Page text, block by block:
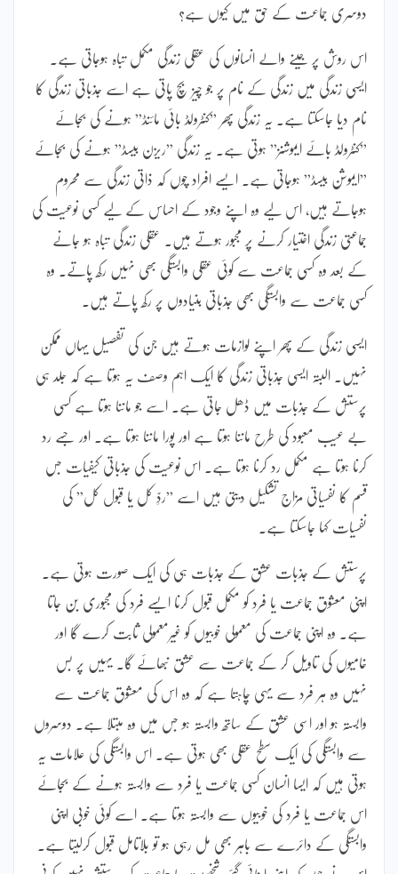
دوسری جماعت کے حق میں کیوں ہے؟
اس روش پر جینے والے انسانوں کی عقلی زندگی مکمل تباہ ہوجاتی ہے۔
ایسی زندگی میں زندگی کے نام پر جو چیز بچ پاتی ہے اسے جذباتی زندگی کا
نام دیا جاسکتا ہے۔ یہ زندگی پھر ”کنٹرولڈ بائی مائنڈ” ہونے کی بجائے
”کنٹرولڈ بائے ایموشنز” ہوتی ہے۔ یہ زندگی ”ریزن بیسڈ” ہونے کی بجائے
”ایموشن بیسڈ” ہوجاتی ہے۔ ایسے افراد چوں کہ ذاتی زندگی سے محروم
ہوجاتے ہیں، اس لیے وہ اپنے وجود کے احساس کے لیے کسی نوعیت کی
جماعتی زندگی اختیار کرنے پر مجبور ہوتے ہیں۔ عقلی زندگی تباہ ہو جانے
کے بعد وہ کسی جماعت سے کوئی عقلی وابستگی بھی نہیں رکھ پاتے۔ وہ
کسی جماعت سے وابستگی بھی جذباتی بنیادوں پر رکھ پاتے ہیں۔
ایسی زندگی کے پھر اپنے لوازمات ہوتے ہیں جن کی تفصیل یہاں ممکن
نہیں۔ البتہ ایسی جذباتی زندگی کا ایک اہم وصف یہ ہوتا ہے کہ جلد ہی
پرستش کے جذبات میں ڈھل جاتی ہے۔ اسے جو ماننا ہوتا ہے کسی
بے عیب معبود کی طرح ماننا ہوتا ہے اور پورا ماننا ہوتا ہے۔ اور جسے رد
کرنا ہوتا ہے مکمل رد کرنا ہوتا ہے۔ اس نوعیت کی جذباتی کیفیات جس
قسم کا نفسیاتی مزاج تشکیل دیتی ہیں اسے ”ردِّ کل یا قبول کل” کی
نفسیات کہا جاسکتا ہے۔
پرستش کے جذبات عشق کے جذبات ہی کی ایک صورت ہوتی ہے۔
اپنی معشوق جماعت یا فرد کو مکمل قبول کرنا ایسے فرد کی مجبوری بن جاتا
ہے۔ وہ اپنی جماعت کی معمولی خوبیوں کو غیرمعمولی ثابت کرے گا اور
خامیوں کی تاویل کر کے جماعت سے عشق نبھائے گا۔ یہیں پر بس
نہیں وہ ہر فرد سے یہی چاہتا ہے کہ وہ اس کی معشوق جماعت سے
وابستہ ہو اور اسی عشق کے ساتھ وابستہ ہو جس میں وہ مبتلا ہے۔ دوسروں
سے وابستگی کی ایک سطح عقلی بھی ہوتی ہے۔ اس وابستگی کی علامات یہ
ہوتی ہیں کہ ایسا انسان کسی جماعت یا فرد سے وابستہ ہونے کے بجائے
اس جماعت یا فرد کی خوبیوں سے وابستہ ہوتا ہے۔ اسے کوئی خوبی اپنی
وابستگی کے دائرے سے باہر بھی مل رہی ہو تو بلاتامل قبول کرلیتا ہے۔